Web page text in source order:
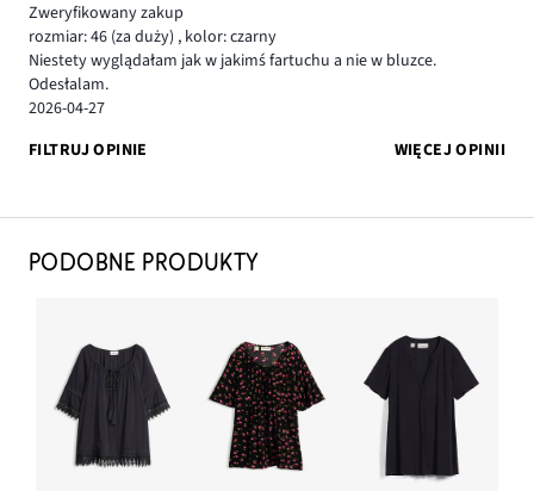
Zweryfikowany zakup
rozmiar: 46 (za duży) , kolor: czarny
Niestety wyglądałam jak w jakimś fartuchu a nie w bluzce.
Odesłalam.
2026-04-27
FILTRUJ OPINIE
WIĘCEJ OPINII
PODOBNE PRODUKTY